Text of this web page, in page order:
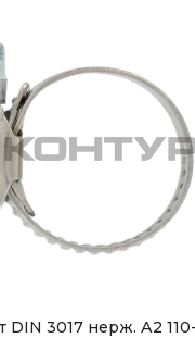
DIN 3017 нерж. А2